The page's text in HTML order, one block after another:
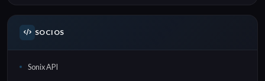
SOCIOS
Sonix API